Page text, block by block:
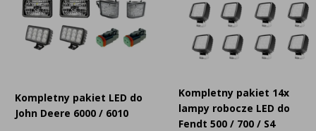
Kompletny pakiet LED do
John Deere 6000 / 6010
Kompletny pakiet 14x
lampy robocze LED do
Fendt 500 / 700 / S4